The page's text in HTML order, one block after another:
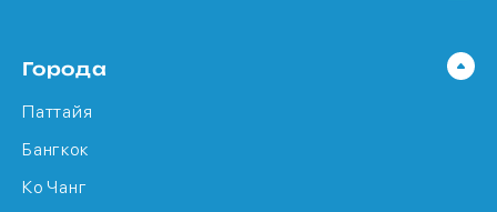
Города
Паттайя
Бангкок
Ко Чанг